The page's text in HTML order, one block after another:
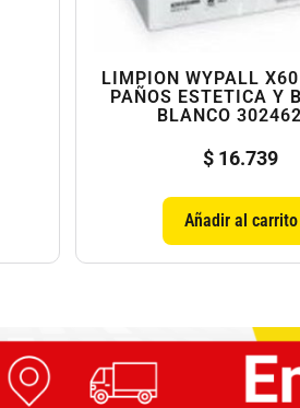
LIMPION WYPALL
PAÑOS ESTETICA Y
BLANCO
$ 16.739
Añadir al carrito